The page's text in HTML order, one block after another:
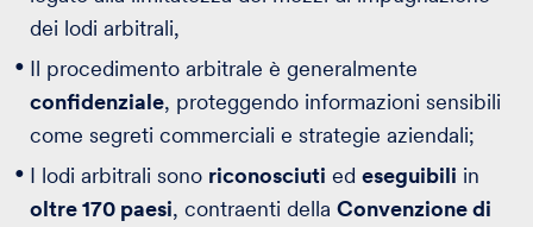
dei lodi arbitrali,
Il procedimento arbitrale è generalmente
confidenziale, proteggendo informazioni sensibili
come segreti commerciali e strategie aziendali;
I lodi arbitrali sono riconosciuti edeseguibili in
oltre 170 paesi, contraenti dellaConvenzione di